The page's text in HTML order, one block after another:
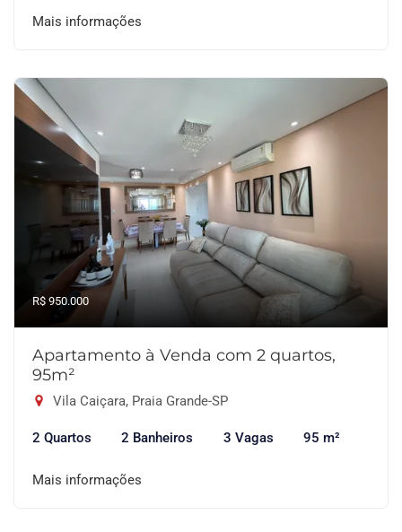
Mais informações
R$ 950.000
Apartamento à Venda com 2 quartos,
95m²
Vila Caiçara, Praia Grande-SP
2 Quartos 2 Banheiros 3 Vagas 95 m²
Mais informações